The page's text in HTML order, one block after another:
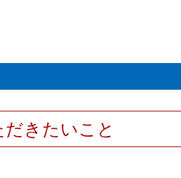
きたいこと